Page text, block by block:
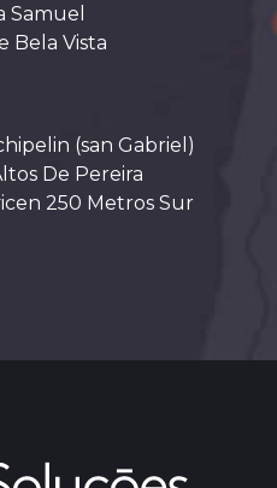
Samuel
Bela Vista
(san Gabriel)
De Pereira
250 Metros Sur